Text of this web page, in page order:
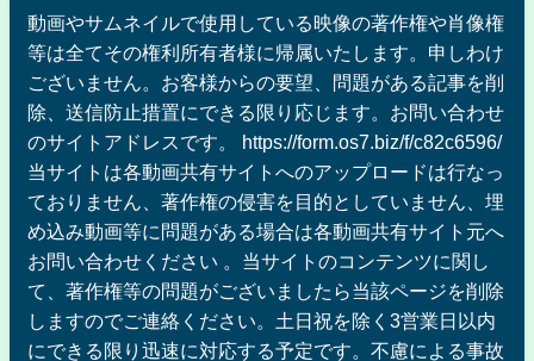
動画やサムネイルで使用している映像の著作権や肖像権
等は全てその権利所有者様に帰属いたします。申しわけ
ございません。お客様からの要望、問題がある記事を削
除、送信防止措置にできる限り応じます。お問い合わせ
のサイトアドレスです。 https://form.os7.biz/f/c82c6596/
当サイトは各動画共有サイトへのアップロードは行なっ
ておりません、著作権の侵害を目的としていません、埋
め込み動画等に問題がある場合は各動画共有サイト元へ
お問い合わせください 。当サイトのコンテンツに関し
て、著作権等の問題がございましたら当該ページを削除
しますのでご連絡ください。土日祝を除く3営業日以内
にできる限り迅速に対応する予定です。不慮による事故